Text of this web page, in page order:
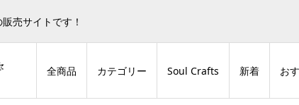
売サイトです！
全商品 カテゴリー Soul Crafts 新着 お
蒼色庭園グッズとデジタルコンテンツの販売サ